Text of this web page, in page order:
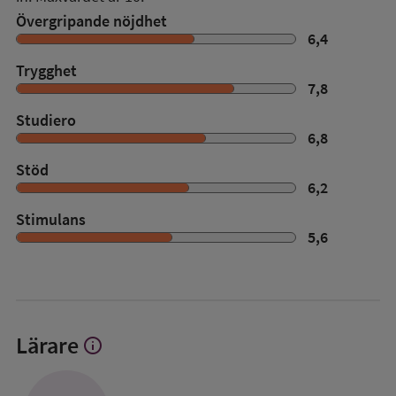
Övergripande nöjdhet
6,4
Trygghet
7,8
Studiero
6,8
Stöd
6,2
Stimulans
5,6
Lärare Visa
info